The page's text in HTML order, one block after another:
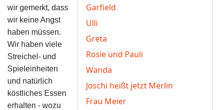
Garfield
Ulli
Greta
Rosie und Pauli
Wanda
Joschi heißt jetzt Merlin
Frau Meier
wir gemerkt, dass
wir keine Angst
haben müssen.
Wir haben viele
Streichel- und
Spieleinheiten
und natürlich
köstliches Essen
erhalten - wozu